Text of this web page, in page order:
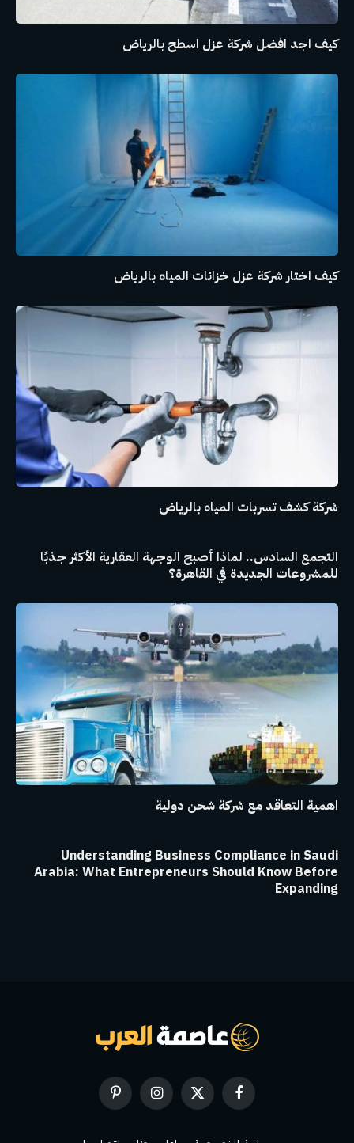
كيف اجد افضل شركة عزل اسطح بالرياض
كيف اختار شركة عزل خزانات المياه بالرياض
شركة كشف تسربات المياه بالرياض
التجمع السادس.. لماذا أصبح الوجهة العقارية الأكثر جذبًا
للمشروعات الجديدة في القاهرة؟
اهمية التعاقد مع شركة شحن دولية
Understanding Business Compliance in Saudi
Arabia: What Entrepreneurs Should Know Before
Expanding
فيسبوك
X
(Twitter)
الانستغرامبينتيريست